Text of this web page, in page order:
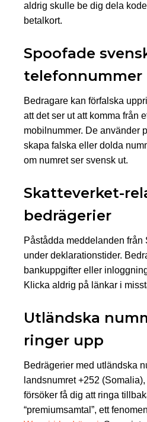
aldrig skulle be dig dela
betalkort.
Spoofade
telefonnummer
Bedragare kan förfalska
att det ser ut att komma från
mobilnummer. De använder
skapa falska eller dolda
om numret ser svensk ut.
Skatteverket-
bedrägerier
Påstådda meddelanden från
under deklarationstider.
bankuppgifter eller
Klicka aldrig på länkar i
Utländska
ringer upp
Bedrägerier med utländska
landsnumret +252
försöker få dig att ringa
“premiumsamtal”, ett